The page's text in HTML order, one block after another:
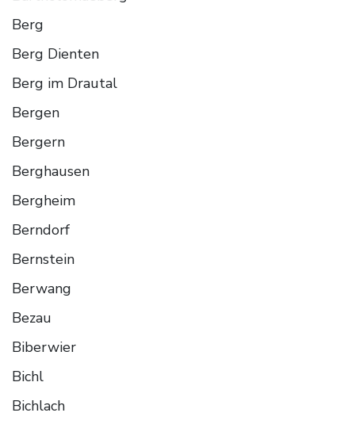
Berg
Berg Dienten
Berg im Drautal
Bergen
Bergern
Berghausen
Bergheim
Berndorf
Bernstein
Berwang
Bezau
Biberwier
Bichl
Bichlach